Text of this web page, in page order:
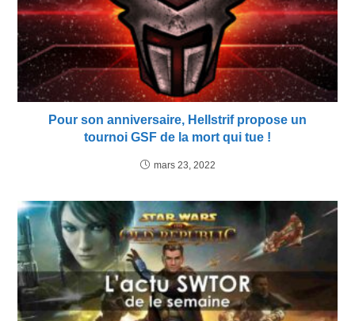
Pour son anniversaire, Hellstrif propose un
tournoi GSF de la mort qui tue !
mars 23, 2022